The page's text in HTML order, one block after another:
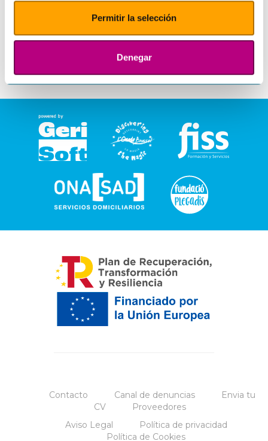
Permitir la selección
Denegar
Contacto Canal de denuncias
Envia tu
CV
Proveedores
Aviso Legal
Política de privacidad
Política de Cookies